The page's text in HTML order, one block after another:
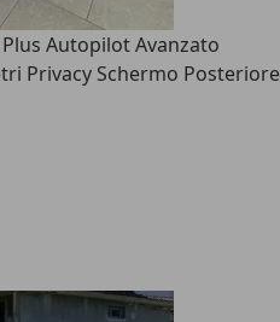
Autopilot Avanzato
Privacy Schermo Posteriore